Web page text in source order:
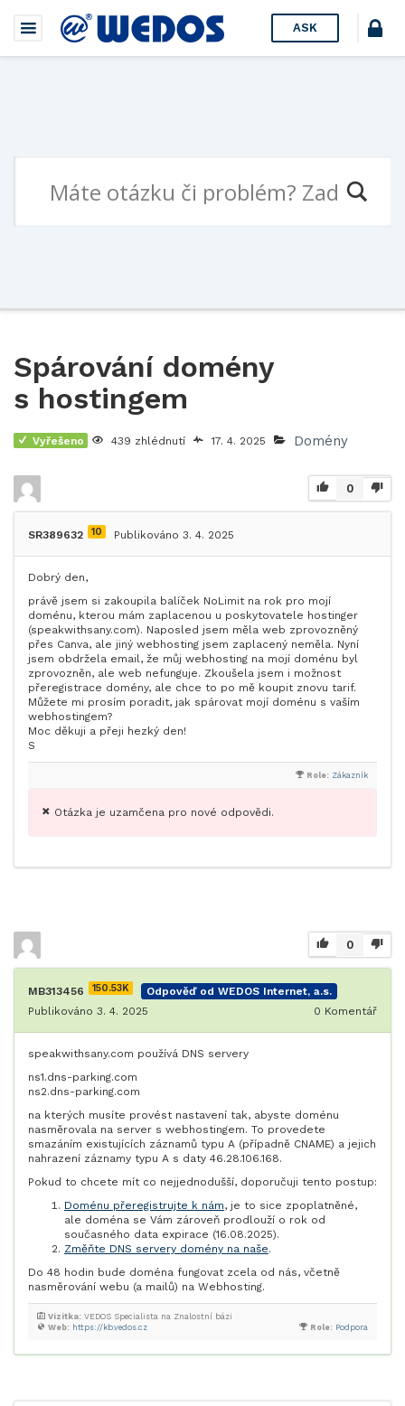
ASK
Spárování domény
s hostingem
Vyřešeno 439 zhlédnutí 17. 4. 2025 Domény
0
SR389632 10 Publikováno 3. 4. 2025
Dobrý den,
právě jsem si zakoupila balíček NoLimit na rok pro mojí
doménu, kterou mám zaplacenou u poskytovatele hostinger
(speakwithsany.com). Naposled jsem měla web zprovozněný
přes Canva, ale jiný webhosting jsem zaplacený neměla. Nyní
jsem obdržela email, že můj webhosting na mojí doménu byl
zprovozněn, ale web nefunguje. Zkoušela jsem i možnost
přeregistrace domény, ale chce to po mě koupit znovu tarif.
Můžete mi prosím poradit, jak spárovat mojí doménu s vaším
webhostingem?
Moc děkuji a přeji hezký den!
S
Role: Zákazník
Otázka je uzamčena pro nové odpovědi.
0
MB313456 150.53K
Odpověď od WEDOS Internet, a.s.
Publikováno 3. 4. 2025
0 Komentář
speakwithsany.com používá DNS servery
ns1.dns-parking.com
ns2.dns-parking.com
na kterých musíte provést nastavení tak, abyste doménu
nasměrovala na server s webhostingem. To provedete
smazáním existujících záznamů typu A (případně CNAME) a jejich
nahrazení záznamy typu A s daty 46.28.106.168.
Pokud to chcete mít co nejjednodušší, doporučuji tento postup:
Doménu přeregistrujte k nám, je to sice zpoplatněné,
ale doména se Vám zároveň prodlouží o rok od
současného data expirace (16.08.2025).
Změňte DNS servery domény na naše.
Do 48 hodin bude doména fungovat zcela od nás, včetně
nasměrování webu (a mailů) na Webhosting.
Role: Podpora
Web: https://kb.vedos.cz
Vizitka: VEDOS Specialista na Znalostní bázi